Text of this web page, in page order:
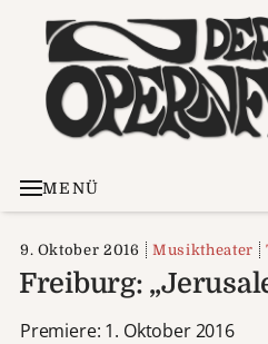
MENÜ
9. Oktober 2016 Musiktheater
Freiburg:
Premiere: 1. Oktober 2016